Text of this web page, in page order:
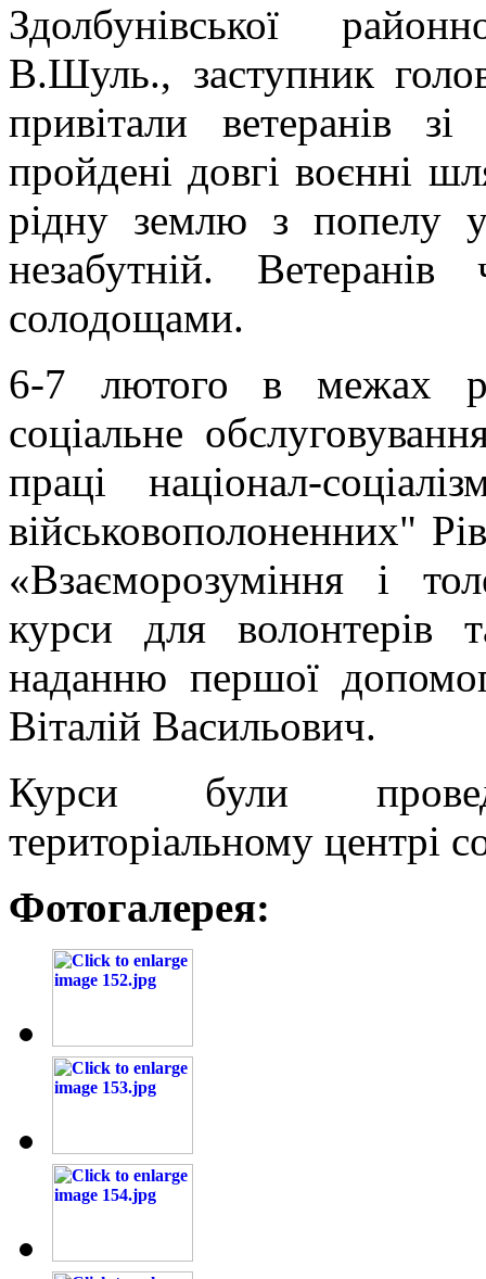
Здолбунівської
В.Шуль., заступник
привітали ветеранів
пройдені довгі воєнні
рідну землю з попелу
незабутній.
солодощами.
6-7 лютого в межах
соціальне
праці націонал-
військовополоненних"
«Взаєморозуміння і
курси для волонтерів
наданню першої
Віталій Васильович.
Курси були
територіальному центрі
Фотогалерея: